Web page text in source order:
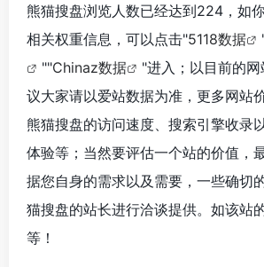
熊猫搜盘浏览人数已经达到224，如
相关权重信息，可以点击"5118数据
""Chinaz数据
"进入；以目前的
议大家请以爱站数据为准，更多网站
熊猫搜盘的访问速度、搜索引擎收录
体验等；当然要评估一个站的价值，
据您自身的需求以及需要，一些确切
猫搜盘的站长进行洽谈提供。如该站
等！